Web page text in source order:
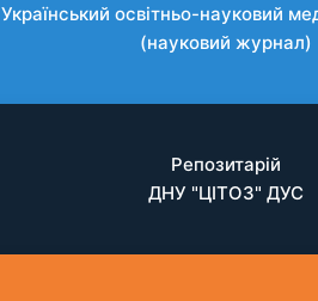
Український освітньо-науковий
(науковий журнал)
Репозитарій
ДНУ "ЦІТОЗ" ДУС